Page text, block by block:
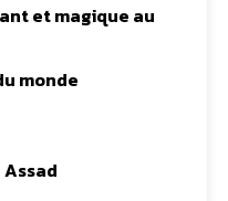
et magique au
monde